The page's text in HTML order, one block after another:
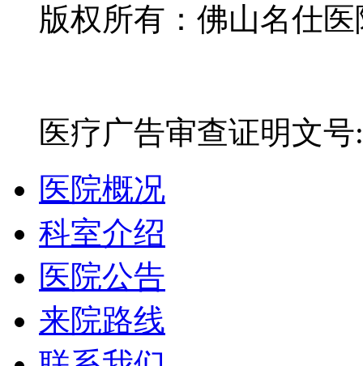
版权所有：佛山名仕
医疗广告审查证明文
医院概况
科室介绍
医院公告
来院路线